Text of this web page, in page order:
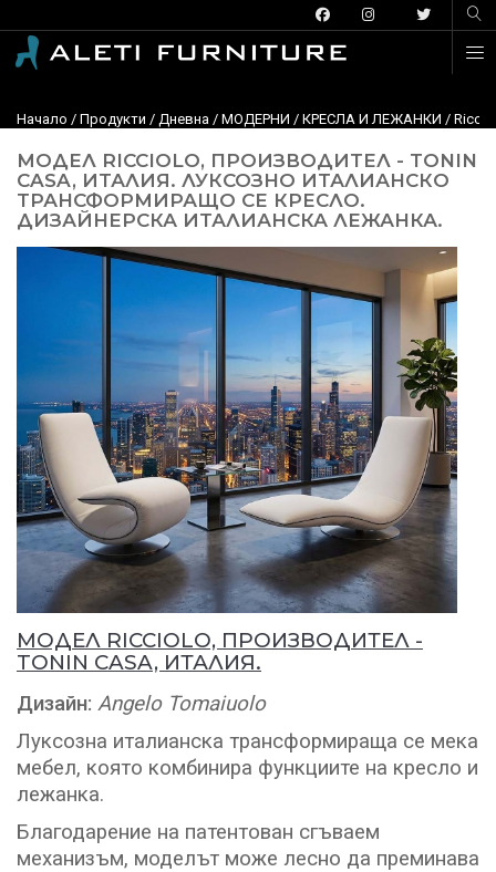
Начало / Продукти / Дневна / МОДЕРНИ / КРЕСЛА И ЛЕЖАНКИ /
МОДЕЛ RICCIOLO, ПРОИЗВОДИТЕЛ - TONIN
CASA, ИТАЛИЯ. ЛУКСОЗНО ИТАЛИАНСКО
ТРАНСФОРМИРАЩО СЕ КРЕСЛО.
ДИЗАЙНЕРСКА ИТАЛИАНСКА ЛЕЖАНКА.
МОДЕЛ RICCIOLO, ПРОИЗВОДИТЕЛ -
TONIN CASA, ИТАЛИЯ.
Дизайн: Angelo Tomaiuolo
Луксозна италианска трансформираща се мека
мебел, която комбинира функциите на кресло и
лежанка.
Благодарение на патентован сгъваем
механизъм, моделът може лесно да преминава